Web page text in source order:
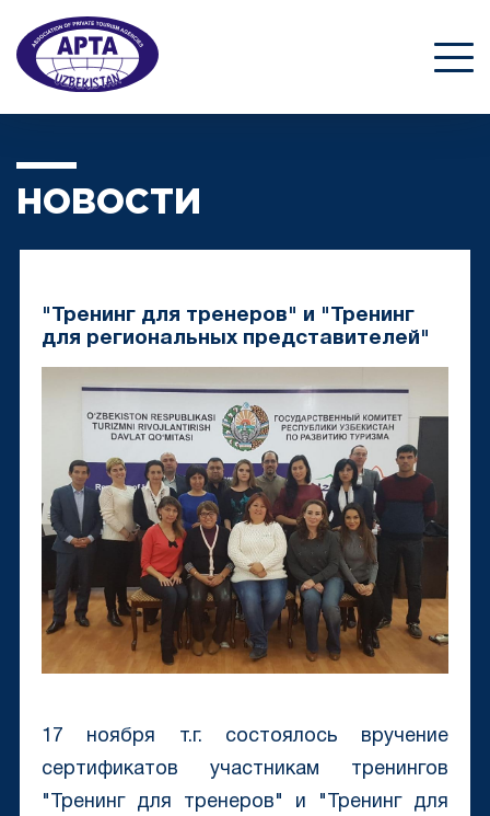
НОВОСТИ
"Тренинг для тренеров" и "Тренинг
для региональных представителей"
17 ноября т.г. состоялось вручение
сертификатов участникам тренингов
"Тренинг для тренеров" и "Тренинг для